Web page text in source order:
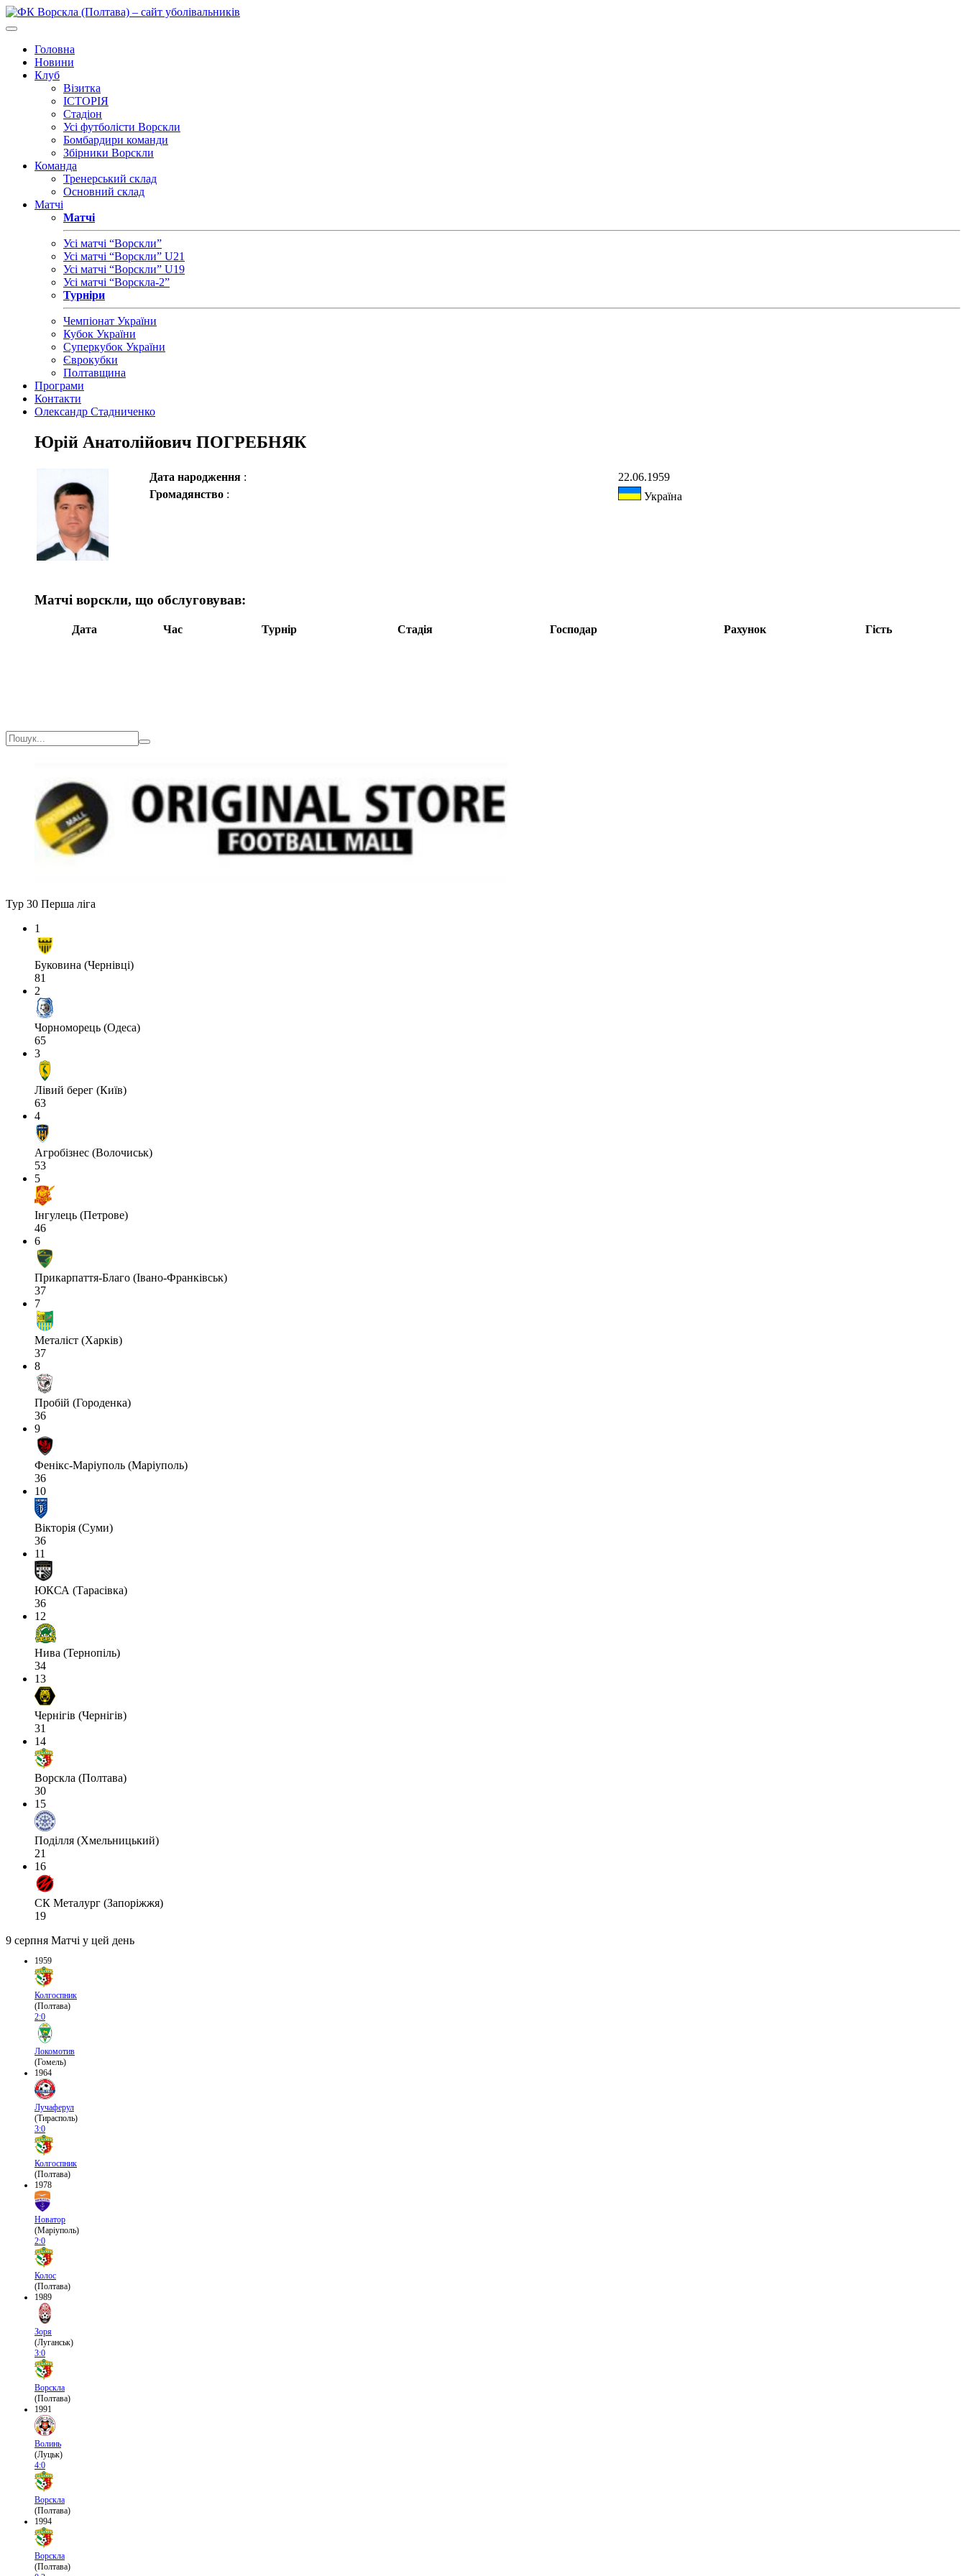
Головна
Новини
Клуб
Візитка
ІСТОРІЯ
Стадіон
Усі футболісти Ворскли
Бомбардири команди
Збірники Ворскли
Команда
Тренерський склад
Основний склад
Матчі
Матчі
Усі матчі “Ворскли”
Усі матчі “Ворскли” U21
Усі матчі “Ворскли” U19
Усі матчі “Ворскла-2”
Турніри
Чемпіонат України
Кубок України
Суперкубок України
Єврокубки
Полтавщина
Програми
Контакти
Олександр Стадниченко
Юрій Анатолійович ПОГРЕБНЯК
Дата народження :
22.06.1959
Громадянство : Україна
Матчі ворскли, що обслуговував:
Дата Час Турнір Стадія Господар Рахунок Гість
Тур 30 Перша ліга
1
Буковина (Чернівці)
81
2
Чорноморець (Одеса)
65
3
Лівий берег (Київ)
63
4
Агробізнес (Волочиськ)
53
5
Інгулець (Петрове)
46
6
Прикарпаття-Благо (Івано-Франківськ)
37
7
Металіст (Харків)
37
8
Пробій (Городенка)
36
9
Фенікс-Маріуполь (Маріуполь)
36
10
Вікторія (Суми)
36
11
ЮКСА (Тарасівка)
36
12
Нива (Тернопіль)
34
13
Чернігів (Чернігів)
31
14
Ворскла (Полтава)
30
15
Поділля (Хмельницький)
21
16
СК Металург (Запоріжжя)
19
9 серпня Матчі у цей день
1959
Колгоспник
(Полтава)
2:0
Локомотив
(Гомель)
1964
Лучаферул
(Тирасполь)
3:0
Колгоспник
(Полтава)
1978
Новатор
(Маріуполь)
2:0
Колос
(Полтава)
1989
Зоря
(Луганськ)
3:0
Ворскла
(Полтава)
1991
Волинь
(Луцьк)
4:0
Ворскла
(Полтава)
1994
Ворскла
(Полтава)